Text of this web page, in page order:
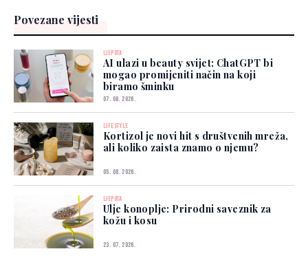
Povezane vijesti
LJEPOTA
AI ulazi u beauty svijet: ChatGPT bi
mogao promijeniti način na koji
biramo šminku
07. 08. 2026.
LIFESTYLE
Kortizol je novi hit s društvenih mreža,
ali koliko zaista znamo o njemu?
05. 08. 2026.
LJEPOTA
Ulje konoplje: Prirodni saveznik za
kožu i kosu
23. 07. 2026.